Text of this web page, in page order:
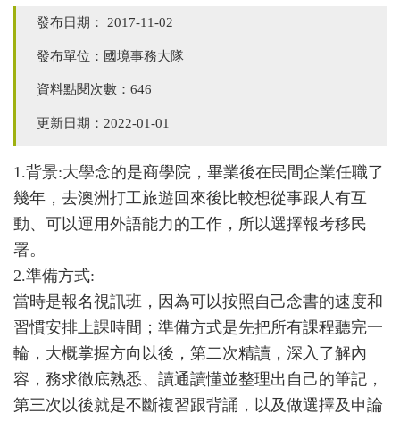
發布日期： 2017-11-02
發布單位：國境事務大隊
資料點閱次數：646
更新日期：2022-01-01
1.背景:大學念的是商學院，畢業後在民間企業任職了
幾年，去澳洲打工旅遊回來後比較想從事跟人有互
動、可以運用外語能力的工作，所以選擇報考移民
署。
2.準備方式:
當時是報名視訊班，因為可以按照自己念書的速度和
習慣安排上課時間；準備方式是先把所有課程聽完一
輪，大概掌握方向以後，第二次精讀，深入了解內
容，務求徹底熟悉、讀通讀懂並整理出自己的筆記，
第三次以後就是不斷複習跟背誦，以及做選擇及申論